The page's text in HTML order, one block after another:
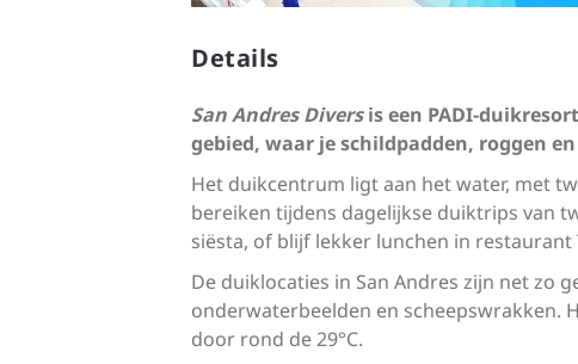
Details
San Andres Diversis een PADI-
gebied, waar je schildpadden, roggen
Het duikcentrum ligt aan het water, met
bereiken tijdens dagelijkse duiktrips van
siësta, of blijf lekker lunchen in
De duiklocaties in San Andres zijn net zo
onderwaterbeelden en scheepswrakken.
door rond de 29°C.